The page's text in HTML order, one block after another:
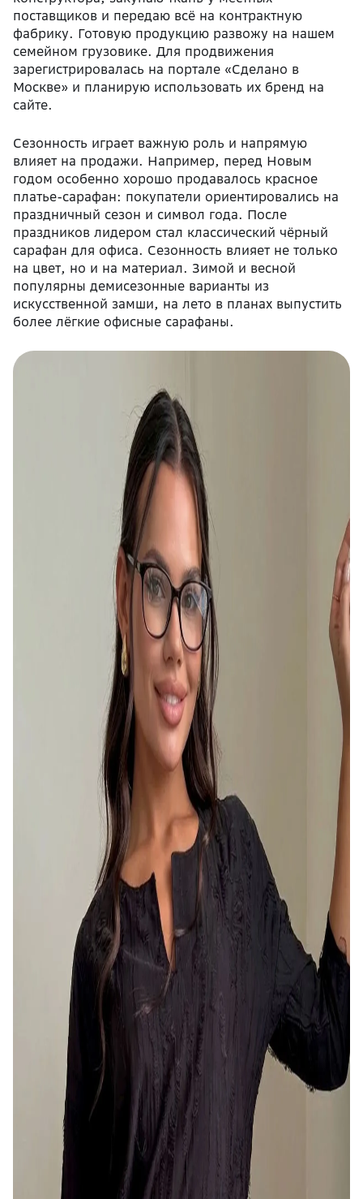
поставщиков и передаю всё на контрактную
фабрику. Готовую продукцию развожу на нашем
семейном грузовике. Для продвижения
зарегистрировалась на портале «Сделано в
Москве» и планирую использовать их бренд на
сайте.
Сезонность играет важную роль и напрямую
влияет на продажи. Например, перед Новым
годом особенно хорошо продавалось красное
платье-сарафан: покупатели ориентировались на
праздничный сезон и символ года. После
праздников лидером стал классический чёрный
сарафан для офиса. Сезонность влияет не только
на цвет, но и на материал. Зимой и весной
популярны демисезонные варианты из
искусственной замши, на лето в планах выпустить
более лёгкие офисные сарафаны.